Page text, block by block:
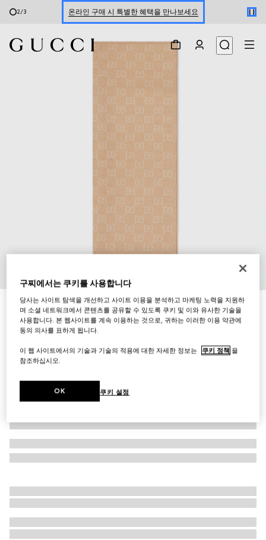
2/3 온라인 구매 시 특별한 혜택을 만나보세요
한정 기간 만나보는 장기 무이자 할부 서비스
3
GG 울 스카프
₩660,000
다른 스타일베이지/아이보리
구찌에서는 쿠키를 사용합니다
당사는 사이트 탐색을 개선하고 사이트 이용을 분석하고 마케팅 노력을 지원하
며 소셜 네트워크에서 콘텐츠를 공유할 수 있도록 쿠키 및 이와 유사한 기술을
사용합니다. 본 웹사이트를 계속 이용하는 것으로, 귀하는 이러한 이용 약관에
동의 의사를 표하게 됩니다.
이 웹 사이트에서의 기술과 기술의 적용에 대한 자세한 정보는 쿠키 정책 을
참조하십시오.
쿠키 설정
OK